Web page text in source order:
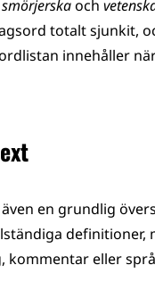
smörjerskaoch
totalt sjunkit,
innehåller
en grundlig
kommentar eller